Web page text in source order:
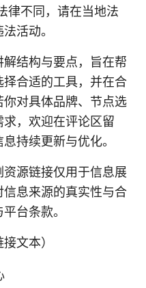
律不同，请在当地法
活动。
结构与要点，旨在帮
合适的工具，并在合
对具体品牌、节点选
，欢迎在评论区留
持续更新与优化。
资源链接仅用于信息展
息来源的真实性与合
台条款。
文本）